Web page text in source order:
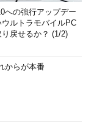
への強行アップデー
ウルトラモバイルPC
戻せるか？ (1/2)
からが本番